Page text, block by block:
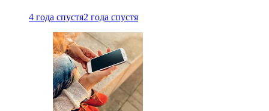
4 года спустя2 года спустя